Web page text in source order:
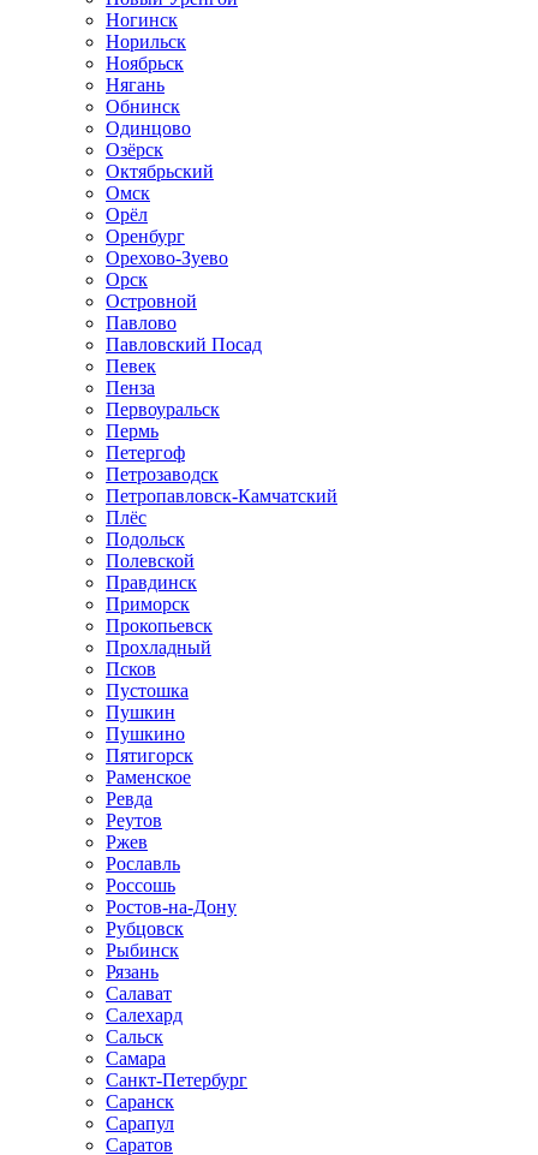
Ногинск
Норильск
Ноябрьск
Нягань
Обнинск
Одинцово
Озёрск
Октябрьский
Омск
Орёл
Оренбург
Орехово-Зуево
Орск
Островной
Павлово
Павловский Посад
Певек
Пенза
Первоуральск
Пермь
Петергоф
Петрозаводск
Петропавловск-Камчатский
Плёс
Подольск
Полевской
Правдинск
Приморск
Прокопьевск
Прохладный
Псков
Пустошка
Пушкин
Пушкино
Пятигорск
Раменское
Ревда
Реутов
Ржев
Рославль
Россошь
Ростов-на-Дону
Рубцовск
Рыбинск
Рязань
Салават
Салехард
Сальск
Самара
Санкт-Петербург
Саранск
Сарапул
Саратов